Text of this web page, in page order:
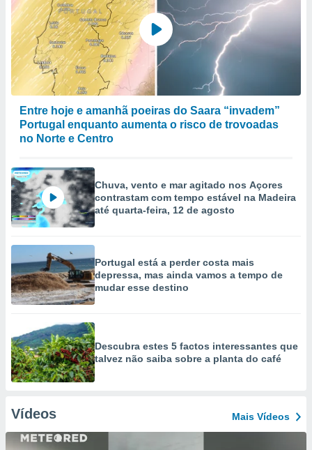
Entre hoje e amanhã poeiras do Saara “invadem”
Portugal enquanto aumenta o risco de trovoadas
no Norte e Centro
Chuva, vento e mar agitado nos Açores
contrastam com tempo estável na Madeira
até quarta-feira, 12 de agosto
Portugal está a perder costa mais
depressa, mas ainda vamos a tempo de
mudar esse destino
Descubra estes 5 factos interessantes que
talvez não saiba sobre a planta do café
Vídeos Mais Vídeos